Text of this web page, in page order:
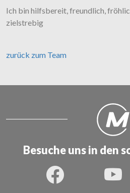
Ich bin hilfsbereit, freundlich,
zielstrebig
zurück zum Team
Besuche uns in den